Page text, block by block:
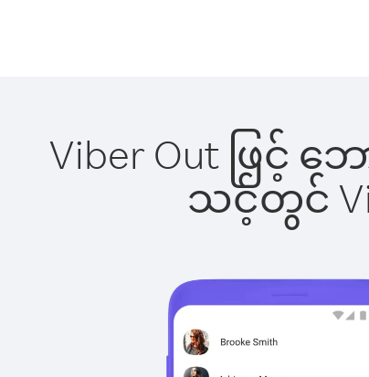
Viber Out ဖြင့်
သင့်တွင်